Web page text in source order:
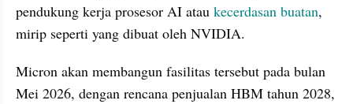
pendukung kerja prosesor AI atau kecerdasan buatan,
mirip seperti yang dibuat oleh NVIDIA.
Micron akan membangun fasilitas tersebut pada bulan
Mei 2026, dengan rencana penjualan HBM tahun 2028,